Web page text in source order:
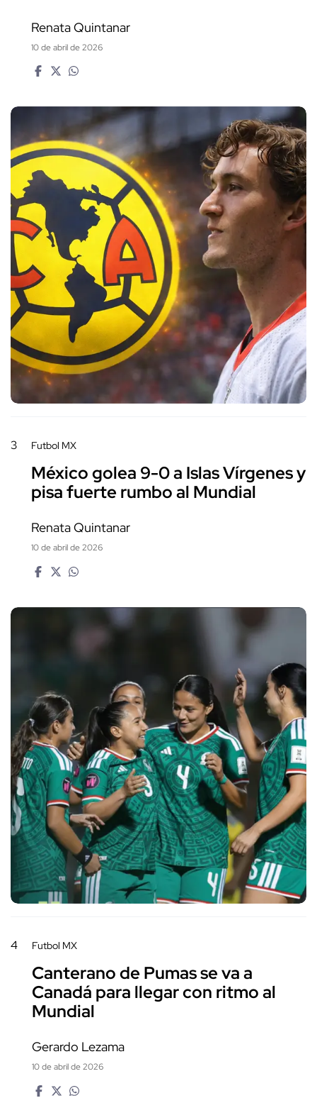
Renata Quintanar
10 de abril de 2026
3 Futbol MX
México golea 9-0 a Islas Vírgenes y
pisa fuerte rumbo al Mundial
Renata Quintanar
10 de abril de 2026
4 Futbol MX
Canterano de Pumas se va a
Canadá para llegar con ritmo al
Mundial
Gerardo Lezama
10 de abril de 2026